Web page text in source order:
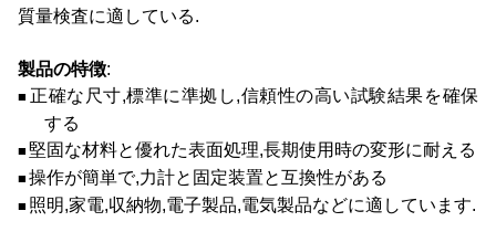
質量検査に適している.
製品の特徴:
■ 正確な尺寸,標準に準拠し,信頼性の高い試験結果を確保
する
■ 堅固な材料と優れた表面処理,長期使用時の変形に耐える
■ 操作が簡単で,力計と固定装置と互換性がある
■ 照明,家電,収納物,電子製品,電気製品などに適しています.